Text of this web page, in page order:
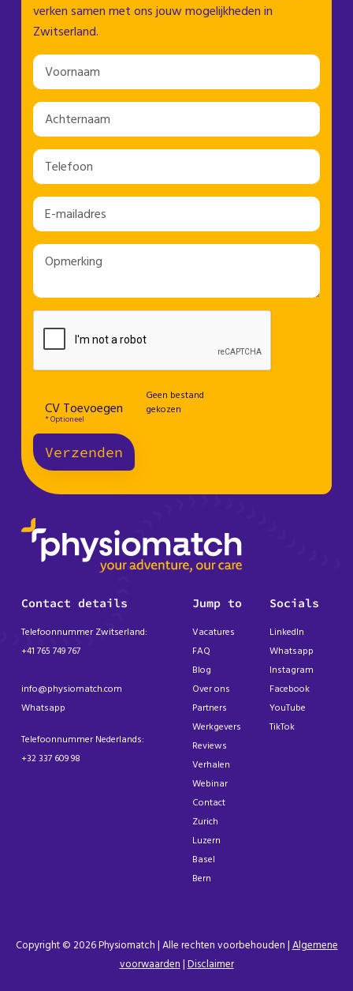
verken samen met ons jouw mogelijkheden in
Zwitserland.
CV Toevoegen
Geen bestand
gekozen
Verzenden
* Optioneel
Contact details
Telefoonnummer Zwitserland:
+41 765 749 767
info@physiomatch.com
Whatsapp
Telefoonnummer Nederlands:
+32 337 609 98
Jump to
Vacatures
FAQ
Blog
Over ons
Partners
Werkgevers
Reviews
Verhalen
Webinar
Contact
Zurich
Luzern
Basel
Bern
Socials
LinkedIn
Whatsapp
Instagram
Facebook
YouTube
TikTok
Copyright © 2026 Physiomatch | Alle rechten voorbehouden | Algemene
voorwaarden | Disclaimer